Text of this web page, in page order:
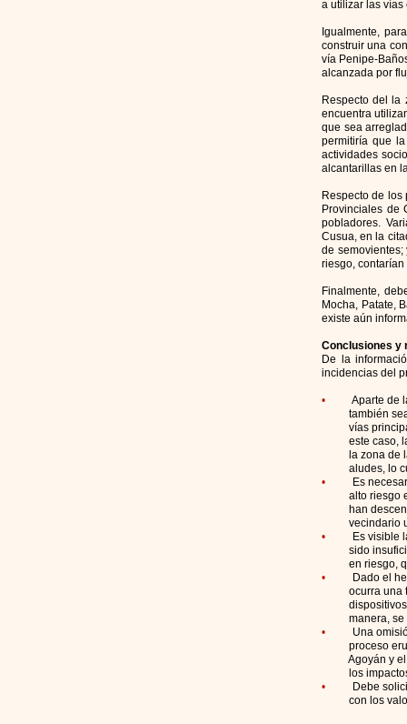
a utilizar las vías
Igualmente,
construir una
vía Penipe-
alcanzada por
Respecto del la
encuentra
que sea
permitiría que
actividades
alcantarillas en
Respecto de
Provinciales de
pobladores.
Cusua, en la
de
riesgo,
Finalmente,
Mocha, Patate,
existe aún
Conclusiones y
De la
incidencias del
• Aparte de
también sea
vías
este caso, la
la zona de las
aludes, lo
•
Es
alto riesgo en
han
vecindario
•
Es visible
sido
en riesgo, que
•
Dado el
ocurra una
dispositivos
manera, se
• Una
proceso
Agoyán y el
los impactos
•
Debe
con los